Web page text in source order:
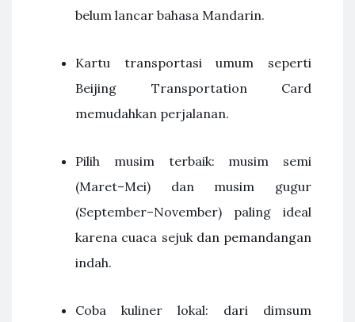
belum lancar bahasa Mandarin.
Kartu transportasi umum seperti
Beijing Transportation Card
memudahkan perjalanan.
Pilih musim terbaik: musim semi
(Maret–Mei) dan musim gugur
(September–November) paling ideal
karena cuaca sejuk dan pemandangan
indah.
Coba kuliner lokal: dari dimsum